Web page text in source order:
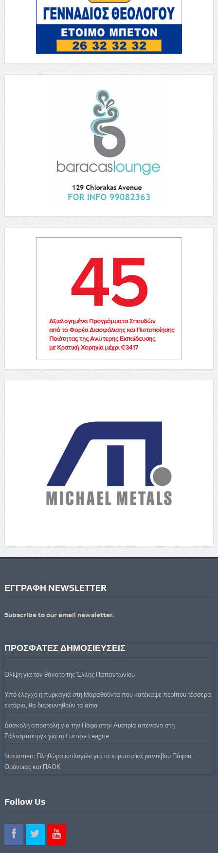
ΕΓΓΡΑΦΗ NEWSLETTER
Subscribe to our email newsletter.
ΠΡΟΣΦΑΤΕΣ ΔΗΜΟΣΙΕΥΣΕΙΣ
Θλίψη για τον θάνατο της Έλλης Παπαντωνίου
Υπό έλεγχο η πυρκαγιά στη Μαραθούντα που κατέκαψε περίπου τέσσερα
εκτάρια, θα διερευνηθούν τα αίτια
Δύσκολη αποστολή για την Πάφο στην Αυστρία απέναντι στη
Σάλτσμπουργκ για το Europa League
Stoiximan: Πληθώρα επιλογών για τα ευρωπαϊκά ραντεβού Πάφου,
Ομόνοιας και ΠΑΟΚ
Follow Us